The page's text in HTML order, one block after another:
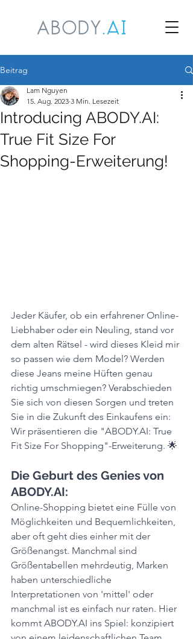
Beitrag
Introducing ABODY.AI:
True Fit Size For
Shopping-Erweiterung!
Lam Nguyen
15. Aug. 2023 3 Min. Lesezeit
Jeder Käufer, ob ein erfahrener Online-
Liebhaber oder ein Neuling, stand vor
dem alten Rätsel - wird dieses Kleid mir
so passen wie dem Model? Werden
diese Jeans meine Hüften genau
richtig umschmiegen? Verabschieden
Sie sich von diesen Sorgen und treten
Sie in die Zukunft des Einkaufens ein:
Wir präsentieren die "ABODY.AI: True
Fit Size For Shopping"-Erweiterung. 🌟
Die Geburt des Genies von
ABODY.AI:
Online-Shopping bietet eine Fülle von
Möglichkeiten und Bequemlichkeiten,
aber oft geht dies einher mit der
Größenangst. Manchmal sind
Größentabellen mehrdeutig, Marken
haben unterschiedliche
Interpretationen von 'mittel' oder
manchmal ist es einfach nur raten. Hier
kommt ABODY.AI ins Spiel: konzipiert